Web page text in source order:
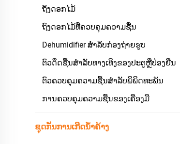
ຖັງດອກໄມ້
ຖົງດອກໄມ້ທີ່ຄວບຄຸມຄວາມຊື້ນ
Dehumidifier ສຳລັບກ່ອງຖ່າຍຮູບ
ຕົວດຶດຊື້ນສຳລັບທາງເທິງຂອງປະຕູຫຼືປ່ອງຢືນ
ຕົວຄວບຄຸມຄວາມຊື້ນສຳລັບພິພິດທະພັນ
ການຄວບຄຸມຄວາມຊື້ນຂອງເຄື່ອງມື
ຊຸດກັນການເກີດນ້ຳຄ້າງ